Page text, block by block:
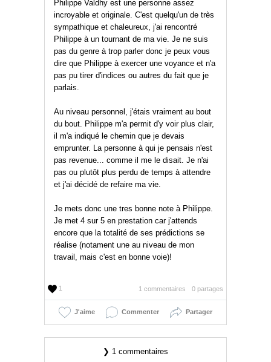
Philippe Valdhy est une personne assez
incroyable et originale. C'est quelqu'un de très
sympathique et chaleureux, j'ai rencontré
Philippe à un tournant de ma vie. Je ne suis
pas du genre à trop parler donc je peux vous
dire que Philippe à exercer une voyance et n'a
pas pu tirer d'indices ou autres du fait que je
parlais.
Au niveau personnel, j'étais vraiment au bout
du bout. Philippe m'a permit d'y voir plus clair,
il m'a indiqué le chemin que je devais
emprunter. La personne à qui je pensais n'est
pas revenue... comme il me le disait. Je n'ai
pas ou plutôt plus perdu de temps à attendre
et j'ai décidé de refaire ma vie.
Je mets donc une tres bonne note à Philippe.
Je met 4 sur 5 en prestation car j'attends
encore que la totalité de ses prédictions se
réalise (notament une au niveau de mon
travail, mais c'est en bonne voie)!
1 0 partages
1 commentaires
J'aime Commenter Partager
❯ 1 commentaires